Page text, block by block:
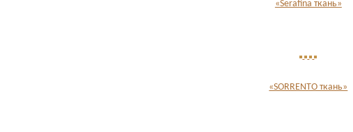
«Serafina ткань»
«SORRENTO ткань»